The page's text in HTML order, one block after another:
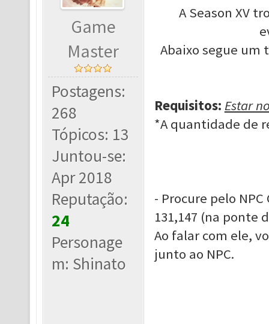
Game
Master
Postagens:
268
Tópicos: 13
Juntou-se:
Apr 2018
Reputação:
24
Personage
m: Shinato
A Season XV
Abaixo segue um
Requisitos: Estar
*A quantidade de
- Procure pelo
131,147 (na ponte
Ao falar com ele,
junto ao NPC.